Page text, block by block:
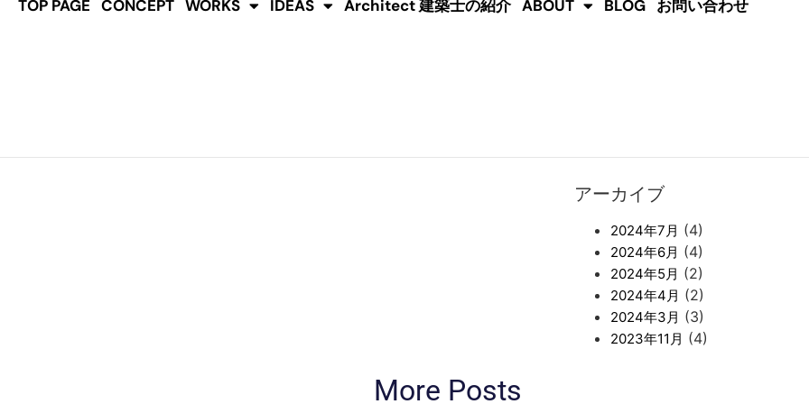
TOP PAGE CONCEPT WORKS IDEAS Architect 建築士の紹介 ABOUT BLOG お問い合わせ
アーカイブ
2024年7月 (4)
2024年6月 (4)
2024年5月 (2)
2024年4月 (2)
2024年3月 (3)
2023年11月 (4)
More Posts